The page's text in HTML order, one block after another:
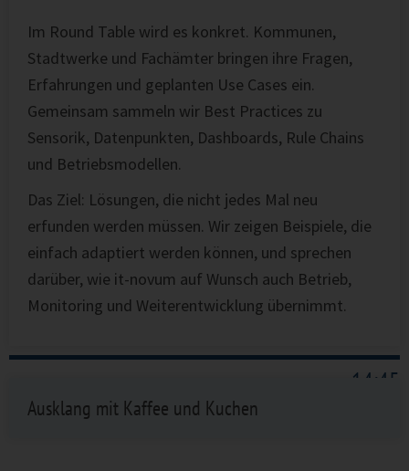
Im Round Table wird es konkret. Kommunen,
Stadtwerke und Fachämter bringen ihre Fragen,
Erfahrungen und geplanten Use Cases ein.
Gemeinsam sammeln wir Best Practices zu
Sensorik, Datenpunkten, Dashboards, Rule Chains
und Betriebsmodellen.
Das Ziel: Lösungen, die nicht jedes Mal neu
erfunden werden müssen. Wir zeigen Beispiele, die
einfach adaptiert werden können, und sprechen
darüber, wie it-novum auf Wunsch auch Betrieb,
Monitoring und Weiterentwicklung übernimmt.
14:45
Ausklang mit Kaffee und Kuchen